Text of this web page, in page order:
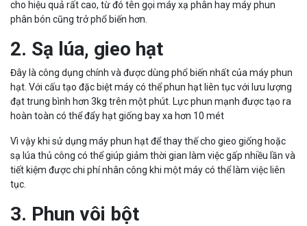
cho hiệu quả rất cao, từ đó tên gọi máy xạ phân hay máy phun
phân bón cũng trở phổ biến hơn.
2. Sạ lúa, gieo hạt
Đây là công dụng chính và được dùng phổ biến nhất của máy phun
hạt. Với cấu tạo đặc biệt máy có thể phun hạt liên tục với lưu lượng
đạt trung bình hơn 3kg trên một phút. Lực phun mạnh được tạo ra
hoàn toàn có thể đẩy hạt giống bay xa hơn 10 mét
Vì vậy khi sử dụng máy phun hạt để thay thế cho gieo giống hoặc
sạ lúa thủ công có thể giúp giảm thời gian làm việc gấp nhiều lần và
tiết kiệm được chi phí nhân công khi một máy có thể làm việc liên
tục.
3. Phun vôi bột